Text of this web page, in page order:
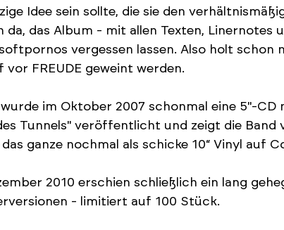
Idee sein sollte, die sie den
da, das Album - mit allen Texten, Linernotes
vergessen lassen. Also holt schon
vor FREUDE geweint werden.
im Oktober 2007 schonmal eine 5"-CD
Tunnels" veröffentlicht und zeigt die
ganze nochmal als schicke 10“ Vinyl auf
2010 erschien schließlich ein lang
- limitiert auf 100 Stück.